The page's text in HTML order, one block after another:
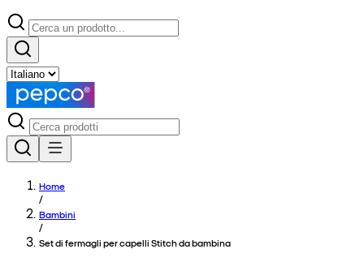
Home
/
Bambini
/
Set di fermagli per capelli Stitch da bambina